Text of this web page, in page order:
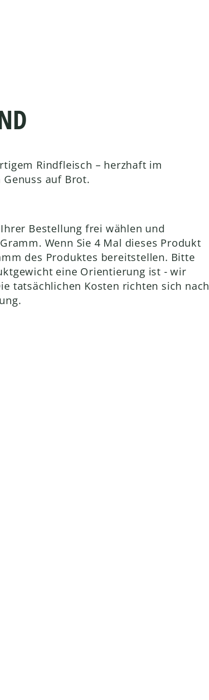
Rindfleisch – herzhaft im
auf Brot.
Bestellung frei wählen und
Wenn Sie 4 Mal dieses Produkt
des Produktes bereitstellen. Bitte
eine Orientierung ist - wir
tatsächlichen Kosten richten sich nach